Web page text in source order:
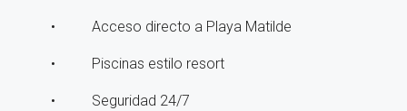
• Acceso directo a Playa Matilde
• Piscinas estilo resort
• Seguridad 24/7